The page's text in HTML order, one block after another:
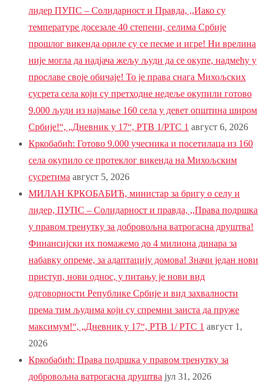
лидер ПУПС – Солидарност и Правда, ,,Иако су
температуре досезале 40 степени, селима Србије
прошлог викенда ориле су се песме и игре! Ни врелина
није могла да надјача жељу људи да се окупе, надмећу у
прославе своје обичаје! То је права снага Михољских
сусрета села који су претходне недеље окупили готово
9.000 људи из најмање 160 села у девет општина широм
Србије!“, „Дневник у 17“, РТВ 1/РТС 1 август 6, 2026
Кркобабић: Готово 9.000 учесника и посетилаца из 160
села окупило се протеклог викенда на Михољским
сусретима август 5, 2026
МИЛАН КРКОБАБИЋ, министар за бригу о селу и
лидер, ПУПС – Солидарност и правда, ,,Права подршка
у правом тренутку за добровољна ватрогасна друштва!
Финансијски их помажемо до 4 милиона динара за
набавку опреме, за адаптацију домова! Значи један нови
приступ, нови однос, у питању је нови вид
одговорности Републике Србије и вид захвалности
према тим људима који су спремни заиста да пруже
максимум!“, „Дневник у 17“, РТВ 1/ РТС 1 август 1,
2026
Кркобабић: Права подршка у правом тренутку за
добровољна ватрогасна друштва јул 31, 2026